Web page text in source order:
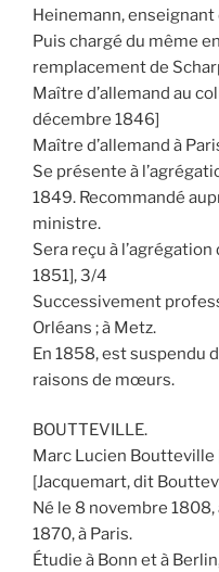
Heinemann, enseignant
Puis chargé du même
remplacement de
Maître d’allemand au
décembre 1846]
Maître d’allemand à
Se présente à
1849. Recommandé
ministre.
Sera reçu à
1851], 3/4
Successivement
Orléans ; à Metz.
En 1858, est suspendu
raisons de mœurs.
BOUTTEVILLE.
Marc Lucien Boutteville
[Jacquemart, dit
Né le 8 novembre
1870, à Paris.
Étudie à Bonn et à